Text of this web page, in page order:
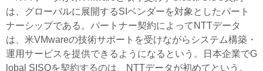
は、グローバルに展開するSIベンダーを対象としたパート
ナーシップである。パートナー契約によってNTTデータ
は、米VMwareの技術サポートを受けながらシステム構築・
運用サービスを提供できるようになるという。日本企業でG
lobal SISOを契約するのは、NTTデータが初めてという。